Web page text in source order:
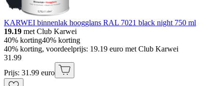
KARWEI binnenlak hoogglans RAL 7021 black night 750 ml
19.19 met Club Karwei
40% korting40% korting
40% korting, voordeelprijs: 19.19 euro met Club Karwei
31 .99
Prijs: 31.99 euro